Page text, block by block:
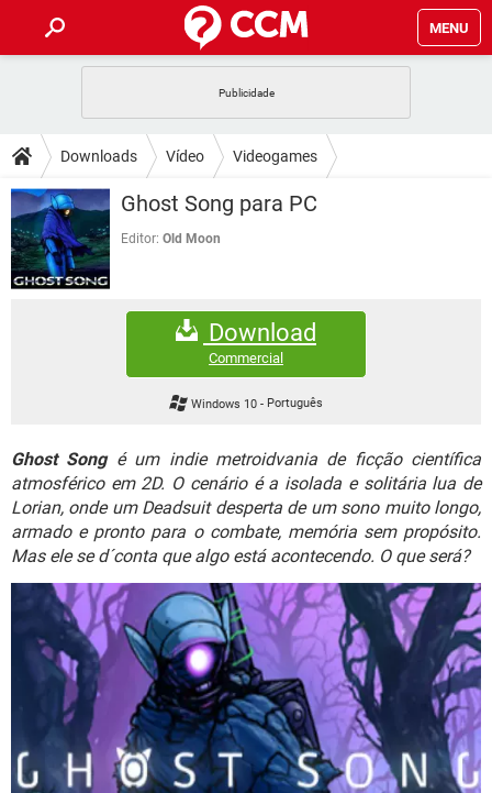
MENU
CELULAR FACEBOOK
OUTLOOK EXCEL
INSTAGRAM
GUIA DE COMPRAS
DICAS
JOGOS WHATSAPP
CELULAR
OUTLOOK
INSTAGRAM
DOWNLOADS
JOGOS
CELULAR
EXCEL
GMAIL
FÓRUM
JOGOS
FACEBOOK
EXCEL
GMAIL
WHATSAPP
INSTAGRAM GMAIL
GUIA DE COMPRAS
Downloads Vídeo Videogames
Ghost Song para PC
Editor: Old Moon
Download
Commercial
Windows 10- Português
Ghost Songé um indie metroidvania de ficção científica
atmosférico em 2D. O cenário é a isolada e solitária lua de
Lorian, onde um Deadsuit desperta de um sono muito longo,
armado e pronto para o combate, memória sem propósito.
Mas ele se d´conta que algo está acontecendo. O que será?